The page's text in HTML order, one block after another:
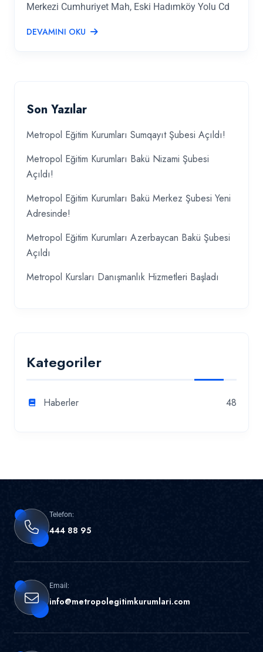
Merkezi Cumhuriyet Mah, Eski Hadımköy Yolu Cd
DEVAMINI OKU
Son Yazılar
Metropol Eğitim Kurumları Sumqayıt Şubesi Açıldı!
Metropol Eğitim Kurumları Bakü Nizami Şubesi
Açıldı!
Metropol Eğitim Kurumları Bakü Merkez Şubesi Yeni
Adresinde!
Metropol Eğitim Kurumları Azerbaycan Bakü Şubesi
Açıldı
Metropol Kursları Danışmanlık Hizmetleri Başladı
Kategoriler
Haberler 48
Telefon:
444 88 95
Email:
info@metropolegitimkurumlari.com